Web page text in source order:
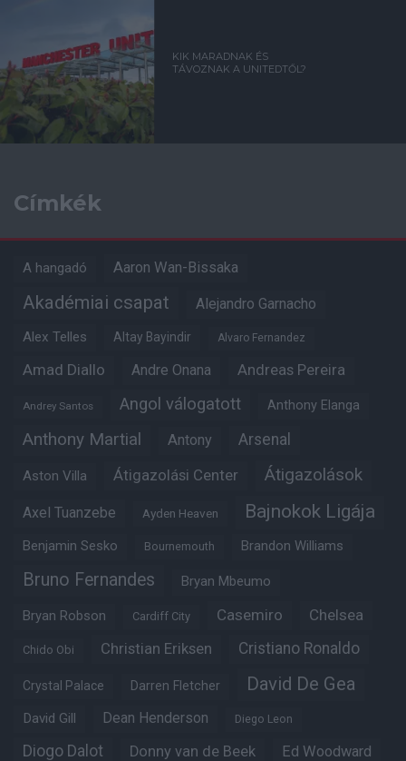
KIK MARADNAK ÉS
TÁVOZNAK A UNITEDTŐL?
Címkék
A hangadó Aaron Wan-Bissaka
Akadémiai csapat Alejandro Garnacho
Alex Telles Altay Bayindir Alvaro Fernandez
Amad Diallo Andre Onana Andreas Pereira
Andrey Santos Angol válogatott Anthony Elanga
Anthony Martial Antony Arsenal
Aston Villa Átigazolási Center Átigazolások
Axel Tuanzebe Ayden Heaven Bajnokok Ligája
Benjamin Sesko Bournemouth Brandon Williams
Bruno Fernandes Bryan Mbeumo
Bryan Robson Cardiff City Casemiro Chelsea
Chido Obi Christian Eriksen Cristiano Ronaldo
Crystal Palace Darren Fletcher David De Gea
David Gill Dean Henderson Diego Leon
Diogo Dalot Donny van de Beek Ed Woodward